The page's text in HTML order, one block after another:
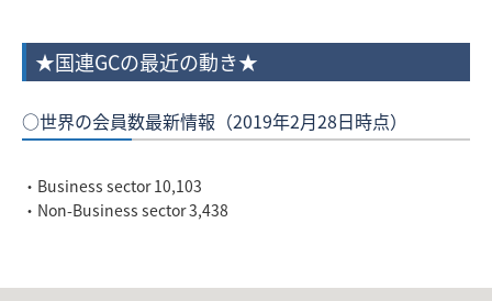
★国連GCの最近の動き★
○世界の会員数最新情報（2019年2月28日時点）
・Business sector 10,103
・Non-Business sector 3,438